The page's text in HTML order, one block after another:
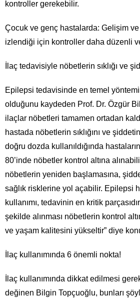
kontroller gerekebilir.
Çocuk ve genç hastalarda: Gelişim
izlendiği için kontroller daha düzenli ve
İlaç tedavisiyle nöbetlerin sıklığı ve
Epilepsi tedavisinde en temel
olduğunu kaydeden Prof. Dr. Özgür
ilaçlar nöbetleri tamamen ortadan
hastada nöbetlerin sıklığını ve
doğru dozda kullanıldığında
80’inde nöbetler kontrol altına
nöbetlerin yeniden başlamasına,
sağlık risklerine yol açabilir. Epilepsi
kullanımı, tedavinin en kritik
şekilde alınması nöbetlerin kontrol
ve yaşam kalitesini yükseltir” diye
İlaç kullanımında 6 önemli nokta!
İlaç kullanımında dikkat edilmesi
değinen Bilgin Topçuoğlu, bunları